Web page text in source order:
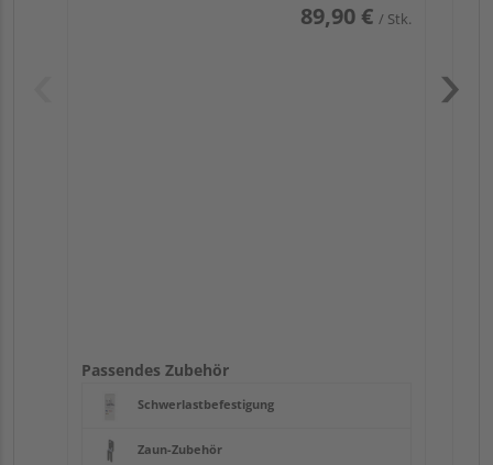
89,90 € / Stk.
Passendes Zubehör
Schwerlastbefestigung
Zaun-Zubehör